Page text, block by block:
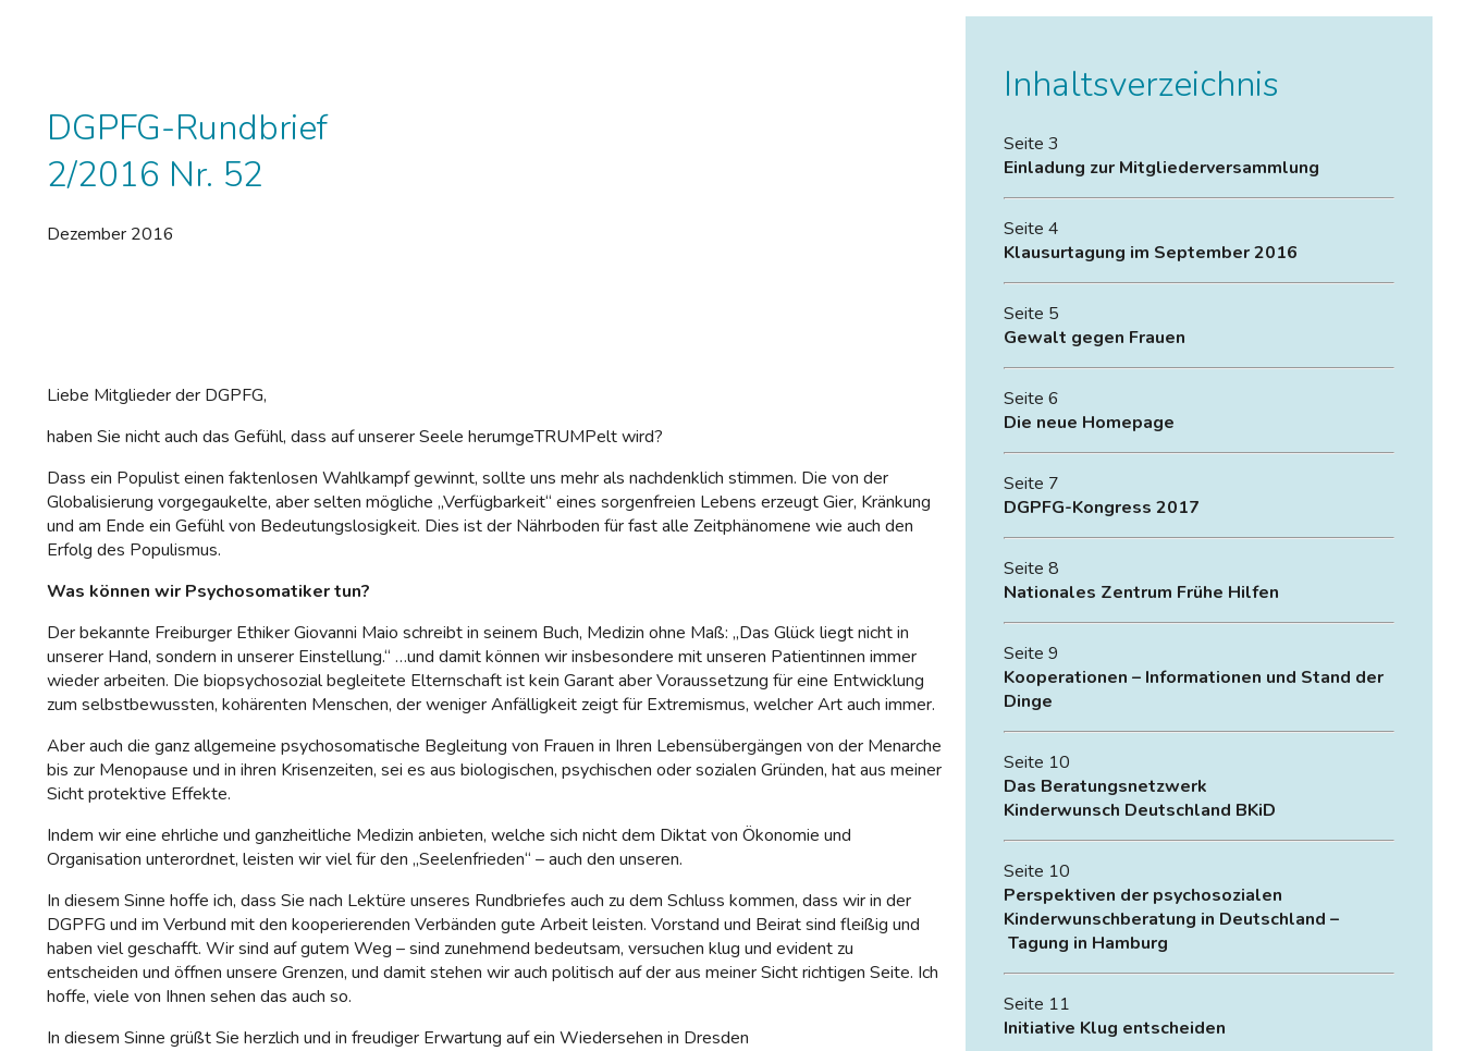
DGPFG-Rundbrief
2/2016 Nr. 52
Dezember 2016
Liebe Mitglieder der DGPFG,
haben Sie nicht auch das Gefühl, dass auf unserer Seele herumgeTRUMPelt wird?
Dass ein Populist einen faktenlosen Wahlkampf gewinnt, sollte uns mehr als nachdenklich stimmen. Die von der
Globalisierung vorgegaukelte, aber selten mögliche „Verfügbarkeit“ eines sorgenfreien Lebens erzeugt Gier, Kränkung
und am Ende ein Gefühl von Bedeutungslosigkeit. Dies ist der Nährboden für fast alle Zeitphänomene wie auch den
Erfolg des Populismus.
Was können wir Psychosomatiker tun?
Der bekannte Freiburger Ethiker Giovanni Maio schreibt in seinem Buch, Medizin ohne Maß: „Das Glück liegt nicht in
unserer Hand, sondern in unserer Einstellung.“ …und damit können wir insbesondere mit unseren Patientinnen immer
wieder arbeiten. Die biopsychosozial begleitete Elternschaft ist kein Garant aber Voraussetzung für eine Entwicklung
zum selbstbewussten, kohärenten Menschen, der weniger Anfälligkeit zeigt für Extremismus, welcher Art auch immer.
Aber auch die ganz allgemeine psychosomatische Begleitung von Frauen in Ihren Lebensübergängen von der Menarche
bis zur Menopause und in ihren Krisenzeiten, sei es aus biologischen, psychischen oder sozialen Gründen, hat aus meiner
Sicht protektive Effekte.
Indem wir eine ehrliche und ganzheitliche Medizin anbieten, welche sich nicht dem Diktat von Ökonomie und
Organisation unterordnet, leisten wir viel für den „Seelenfrieden“ – auch den unseren.
In diesem Sinne hoffe ich, dass Sie nach Lektüre unseres Rundbriefes auch zu dem Schluss kommen, dass wir in der
DGPFG und im Verbund mit den kooperierenden Verbänden gute Arbeit leisten. Vorstand und Beirat sind fleißig und
haben viel geschafft. Wir sind auf gutem Weg – sind zunehmend bedeutsam, versuchen klug und evident zu
entscheiden und öffnen unsere Grenzen, und damit stehen wir auch politisch auf der aus meiner Sicht richtigen Seite. Ich
hoffe, viele von Ihnen sehen das auch so.
In diesem Sinne grüßt Sie herzlich und in freudiger Erwartung auf ein Wiedersehen in Dresden
Inhaltsverzeichnis
Seite 3
Einladung zur Mitgliederversammlung
Seite 4
Klausurtagung im September 2016
Seite 5
Gewalt gegen Frauen
Seite 6
Die neue Homepage
Seite 7
DGPFG-Kongress 2017
Seite 8
Nationales Zentrum Frühe Hilfen
Seite 9
Kooperationen – Informationen und Stand der
Dinge
Seite 10
Das Beratungsnetzwerk
Kinderwunsch Deutschland BKiD
Seite 10
Perspektiven der psychosozialen
Kinderwunschberatung in Deutschland –
Tagung in Hamburg
Seite 11
Initiative Klug entscheiden